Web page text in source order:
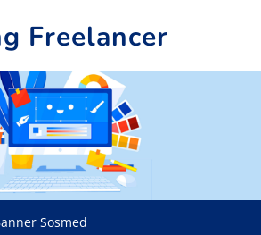
Freelancer
Sosmed